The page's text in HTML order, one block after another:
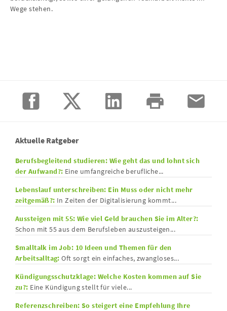
Wege stehen.
Aktuelle Ratgeber
Berufsbegleitend studieren: Wie geht das und lohnt sich
der Aufwand?: Eine umfangreiche berufliche...
Lebenslauf unterschreiben: Ein Muss oder nicht mehr
zeitgemäß?: In Zeiten der Digitalisierung kommt...
Aussteigen mit 55: Wie viel Geld brauchen Sie im Alter?:
Schon mit 55 aus dem Berufsleben auszusteigen...
Smalltalk im Job: 10 Ideen und Themen für den
Arbeitsalltag: Oft sorgt ein einfaches, zwangloses...
Kündigungsschutzklage: Welche Kosten kommen auf Sie
zu?: Eine Kündigung stellt für viele...
Referenzschreiben: So steigert eine Empfehlung Ihre